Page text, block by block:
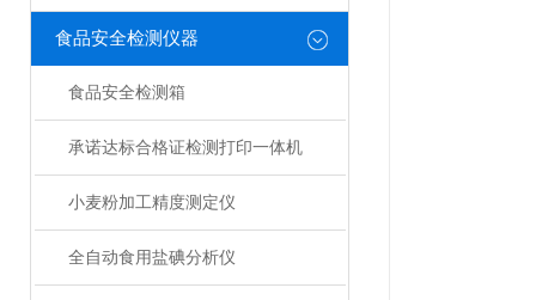
食品安全检测仪器
食品安全检测箱
承诺达标合格证检测打印一体机
小麦粉加工精度测定仪
全自动食用盐碘分析仪